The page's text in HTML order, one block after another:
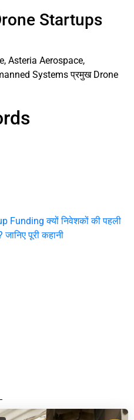
Startups
Asteria Aerospace,
Systems प्रमुख Drone
Funding क्यों निवेशकों की पहली
पूरी कहानी